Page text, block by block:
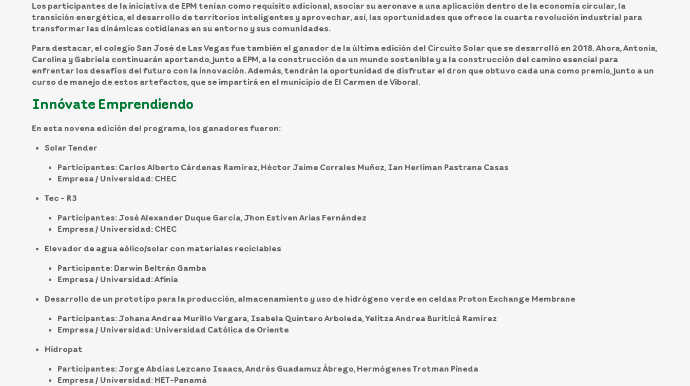
Los participantes de la iniciativa de EPM tenían como requisito adicional, asociar su aeronave a una aplicación dentro de la economía circular, la
transición energética, el desarrollo de territorios inteligentes y aprovechar, así, las oportunidades que ofrece la cuarta revolución industrial para
transformar las dinámicas cotidianas en su entorno y sus comunidades.
Para destacar, el colegio San José de Las Vegas fue también el ganador de la última edición del Circuito Solar que se desarrolló en 2018. Ahora, Antonia,
Carolina y Gabriela continuarán aportando, junto a EPM, a la construcción de un mundo sostenible y a la construcción del camino esencial para
enfrentar los desafíos del futuro con la innovación. Además, tendrán la oportunidad de disfrutar el dron que obtuvo cada una como premio, junto a un
curso de manejo de estos artefactos, que se impartirá en el municipio de El Carmen de Viboral.
Innóvate Emprendiendo
En esta novena edición del programa, los ganadores fueron:
Solar Tender
Participantes: Carlos Alberto Cárdenas Ramírez, Héctor Jaime Corrales Muñoz, Ian Herliman Pastrana Casas
Empresa / Universidad: CHEC
Tec - R3
Participantes:José Alexander Duque García, Jhon Estiven Arias Fernández
Empresa / Universidad: CHEC
Elevador de agua eólico/solar con materiales reciclables
Participante: Darwin Beltrán Gamba
Empresa / Universidad:Afinia
Desarrollo de un prototipo para la producción, almacenamiento y uso de hidrógeno verde en celdas Proton Exchange Membrane
Participantes:Johana Andrea Murillo Vergara, Isabela Quintero Arboleda, Yelitza Andrea Buriticá Ramírez
Empresa / Universidad: Universidad Católica de Oriente
Hidropat
Participantes:Jorge Abdías Lezcano Isaacs, Andrés Guadamuz Ábrego, Hermógenes Trotman Pineda
Empresa / Universidad: HET-Panamá